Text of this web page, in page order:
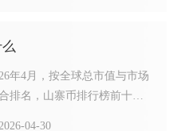
年4月，按全球总市值与市场
排名，山寨币排行榜前十名
04-30